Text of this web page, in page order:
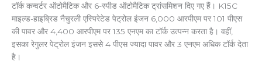
टॉर्क कन्वर्टर ऑटोमैटिक और 6-स्पीड ऑटोमैटिक ट्रांसमिशन दिए गए हैं। K15C
माइल्ड-हाइब्रिड नैचुरली एस्पिरेटेड पेट्रोल इंजन 6,000 आरपीएम पर 101 पीएस
की पावर और 4,400 आरपीएम पर 135 एनएम का टॉर्क उत्पन्न करता है। वहीं,
इसका रेगुलर पेट्रोल इंजन इससे 4 पीएस ज्यादा पावर और 3 एनएम अधिक टॉर्क देता
है।